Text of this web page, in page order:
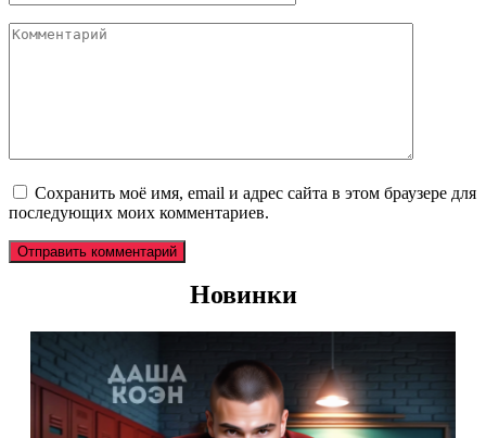
*
Комментарий
Сохранить моё имя, email и адрес сайта в этом браузере для
последующих моих комментариев.
Новинки